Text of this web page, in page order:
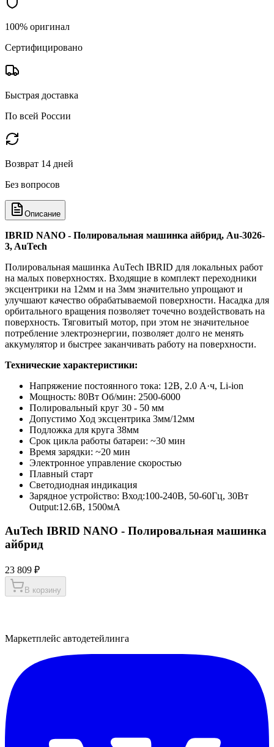
100% оригинал
Сертифицировано
Быстрая доставка
По всей России
Возврат 14 дней
Без вопросов
Описание
IBRID NANO - Полировальная машинка айбрид, Au-3026-
3, AuTech
Полировальная машинка AuTech IBRID для локальных работ
на малых поверхностях. Входящие в комплект переходники
эксцентрики на 12мм и на 3мм значительно упрощают и
улучшают качество обрабатываемой поверхности. Насадка для
орбитального вращения позволяет точечно воздействовать на
поверхность. Тяговитый мотор, при этом не значительное
потребление электроэнергии, позволяет долго не менять
аккумулятор и быстрее заканчивать работу на поверхности.
Технические характеристики:
Напряжение постоянного тока: 12В, 2.0 А·ч, Li-ion
Мощность: 80Вт Об/мин: 2500-6000
Полировальный круг 30 - 50 мм
Допустимо Ход эксцентрика 3мм/12мм
Подложка для круга 38мм
Срок цикла работы батареи: ~30 мин
Время зарядки: ~20 мин
Электронное управление скоростью
Плавный старт
Светодиодная индикация
Зарядное устройство: Вход:100-240В, 50-60Гц, 30Вт
Output:12.6В, 1500мА
AuTech IBRID NANO - Полировальная машинка
айбрид
23 809 ₽
В корзину
Маркетплейс автодетейлинга